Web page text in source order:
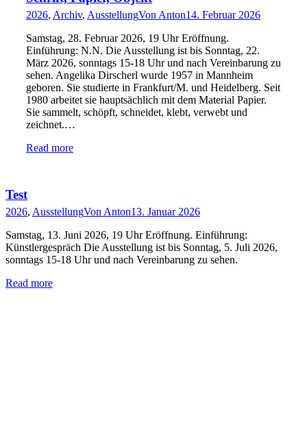
2026, Archiv, AusstellungVon Anton14. Februar 2026
Samstag, 28. Februar 2026, 19 Uhr Eröffnung.
Einführung: N.N. Die Ausstellung ist bis Sonntag, 22.
März 2026, sonntags 15-18 Uhr und nach Vereinbarung zu
sehen. Angelika Dirscherl wurde 1957 in Mannheim
geboren. Sie studierte in Frankfurt/M. und Heidelberg. Seit
1980 arbeitet sie hauptsächlich mit dem Material Papier.
Sie sammelt, schöpft, schneidet, klebt, verwebt und
zeichnet.…
Read more
Test
2026, AusstellungVonAnton13. Januar 2026
Samstag, 13. Juni 2026, 19 Uhr Eröffnung. Einführung:
Künstlergespräch Die Ausstellung ist bis Sonntag, 5. Juli 2026,
sonntags 15-18 Uhr und nach Vereinbarung zu sehen.
Read more